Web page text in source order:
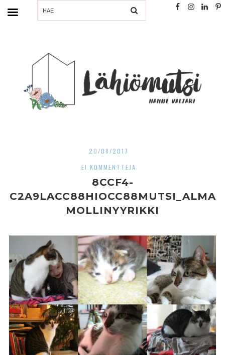
SEARCH
20/08/2017
EI KOMMENTTEJA
8CCF4-
C2A9LACC88HIOCC88MUTSI_ALMA
MOLLINYYRIKKI